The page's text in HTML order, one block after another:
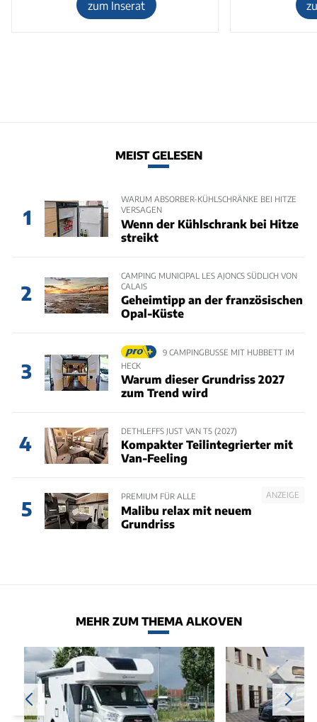
zum Inserat
MEIST GELESEN
1
WARUM ABSORBER-KÜHLSCHRÄNKE BEI HITZE
VERSAGEN
Wenn der Kühlschrank bei Hitze
streikt
2
CAMPING MUNICIPAL LES AJONCS SÜDLICH VON
CALAIS
Geheimtipp an der französischen
Opal-Küste
3
9 CAMPINGBUSSE MIT HUBBETT IM
HECK
Warum dieser Grundriss 2027
zum Trend wird
4
DETHLEFFS JUST VAN T5 (2027)
Kompakter Teilintegrierter mit
Van-Feeling
5
ANZEIGE
PREMIUM FÜR ALLE
Malibu relax mit neuem
Grundriss
MEHR ZUM THEMA ALKOVEN